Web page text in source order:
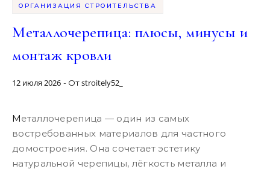
ОРГАНИЗАЦИЯ СТРОИТЕЛЬСТВА
Металлочерепица: плюсы, минусы и
монтаж кровли
12 июля 2026 - Отstroitely52_
Металлочерепица — один из самых
востребованных материалов для частного
домостроения. Она сочетает эстетику
натуральной черепицы, лёгкость металла и